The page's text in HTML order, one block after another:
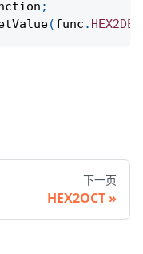
;
(func . HEX2DEC
下一页
HEX2OCT